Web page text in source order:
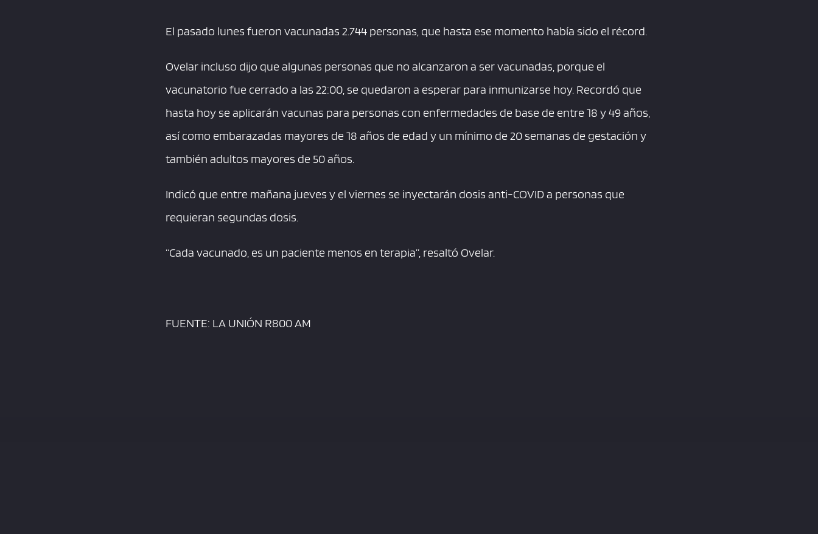
El pasado lunes fueron vacunadas 2.744 personas, que hasta ese momento había sido el récord.
Ovelar incluso dijo que algunas personas que no alcanzaron a ser vacunadas, porque el
vacunatorio fue cerrado a las 22:00, se quedaron a esperar para inmunizarse hoy. Recordó que
hasta hoy se aplicarán vacunas para personas con enfermedades de base de entre 18 y 49 años,
así como embarazadas mayores de 18 años de edad y un mínimo de 20 semanas de gestación y
también adultos mayores de 50 años.
Indicó que entre mañana jueves y el viernes se inyectarán dosis anti-COVID a personas que
requieran segundas dosis.
“Cada vacunado, es un paciente menos en terapia”, resaltó Ovelar.
FUENTE: LA UNIÓN R800 AM